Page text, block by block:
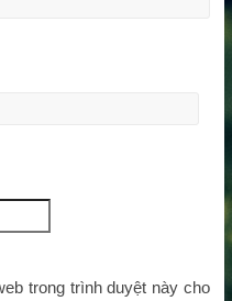
trong trình duyệt này cho